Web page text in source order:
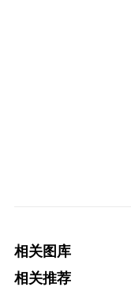
相关图库
相关推荐